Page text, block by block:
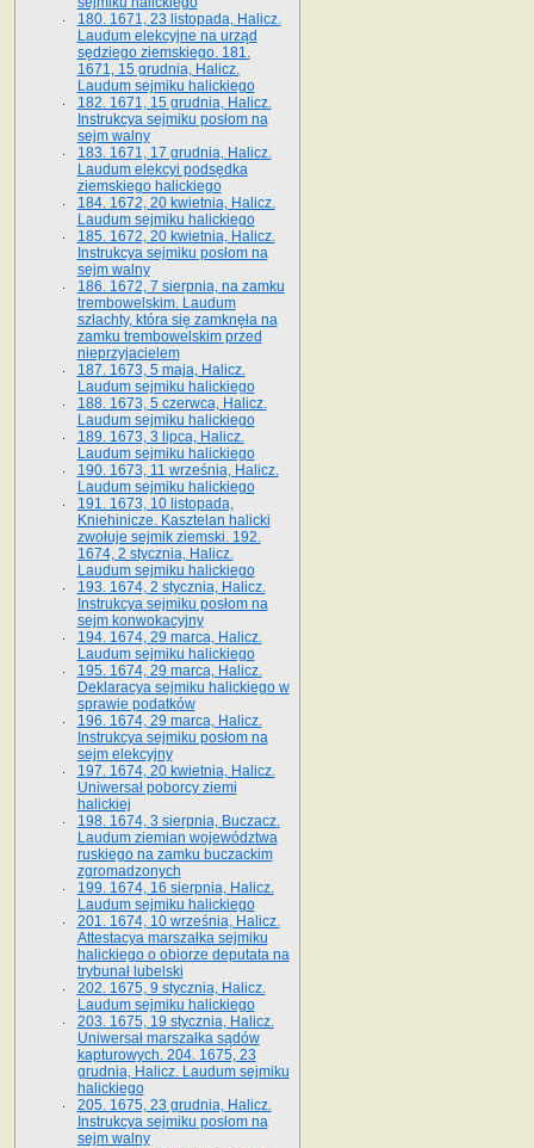
180. 1671, 23 listopada, Halicz.
Laudum elekcyjne na urząd
sędziego ziemskiego. 181.
1671, 15 grudnia, Halicz.
Laudum sejmiku halickiego
182. 1671, 15 grudnia, Halicz.
Instrukcya sejmiku posłom na
sejm walny
183. 1671, 17 grudnia, Halicz.
Laudum elekcyi podsędka
ziemskiego halickiego
184. 1672, 20 kwietnia, Halicz.
Laudum sejmiku halickiego
185. 1672, 20 kwietnia, Halicz.
Instrukcya sejmiku posłom na
sejm walny
186. 1672, 7 sierpnia, na zamku
trembowelskim. Laudum
szlachty, która się zamknęła na
zamku trembowelskim przed
nieprzyjacielem
187. 1673, 5 maja, Halicz.
Laudum sejmiku halickiego
188. 1673, 5 czerwca, Halicz.
Laudum sejmiku halickiego
189. 1673, 3 lipca, Halicz.
Laudum sejmiku halickiego
190. 1673, 11 września, Halicz.
Laudum sejmiku halickiego
191. 1673, 10 listopada,
Kniehinicze. Kasztelan halicki
zwołuje sejmik ziemski. 192.
1674, 2 stycznia, Halicz.
Laudum sejmiku halickiego
193. 1674, 2 stycznia, Halicz.
Instrukcya sejmiku posłom na
sejm konwokacyjny
194. 1674, 29 marca, Halicz.
Laudum sejmiku halickiego
195. 1674, 29 marca, Halicz.
Deklaracya sejmiku halickiego w
sprawie podatków
196. 1674, 29 marca, Halicz.
Instrukcya sejmiku posłom na
sejm elekcyjny
197. 1674, 20 kwietnia, Halicz.
Uniwersał poborcy ziemi
halickiej
198. 1674, 3 sierpnia, Buczacz.
Laudum ziemian województwa
ruskiego na zamku buczackim
zgromadzonych
199. 1674, 16 sierpnia, Halicz.
Laudum sejmiku halickiego
201. 1674, 10 września, Halicz.
Attestacya marszałka sejmiku
halickiego o obiorze deputata na
trybunał lubelski
202. 1675, 9 stycznia, Halicz.
Laudum sejmiku halickiego
203. 1675, 19 stycznia, Halicz.
Uniwersał marszałka sądów
kapturowych. 204. 1675, 23
grudnia, Halicz. Laudum sejmiku
halickiego
205. 1675, 23 grudnia, Halicz.
Instrukcya sejmiku posłom na
sejm walny